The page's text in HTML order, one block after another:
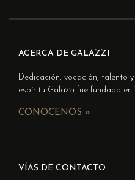
ACERCA DE GALAZZI
Dedicación, vocación, talento
espíritu Galazzi fue fundada en
CONOCENOS »
VÍAS DE CONTACTO